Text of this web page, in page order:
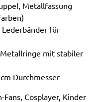
Metallfassung
für
mit stabiler
Durchmesser
Cosplayer, Kinder